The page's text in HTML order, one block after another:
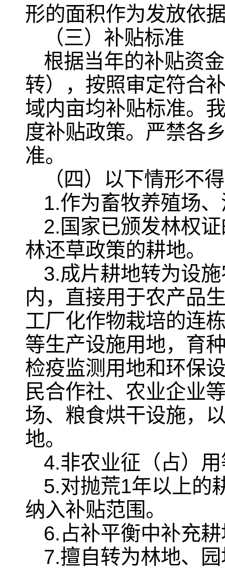
形的面积作为发放依
（三）补贴标准
根据当年的补贴资
转），按照审定符合
域内亩均补贴标准。
度补贴政策。严禁各
准。
（四）以下情形不
1.作为畜牧养殖场
2.国家已颁发林权
林还草政策的耕地。
3.成片耕地转为设
内，直接用于农产品
工厂化作物栽培的连
等生产设施用地，育
检疫监测用地和环保
民合作社、农业企业
场、粮食烘干设施，
地。
4.非农业征（占）
5.对抛荒1年以上的
纳入补贴范围。
6.占补平衡中补充
7.擅自转为林地、